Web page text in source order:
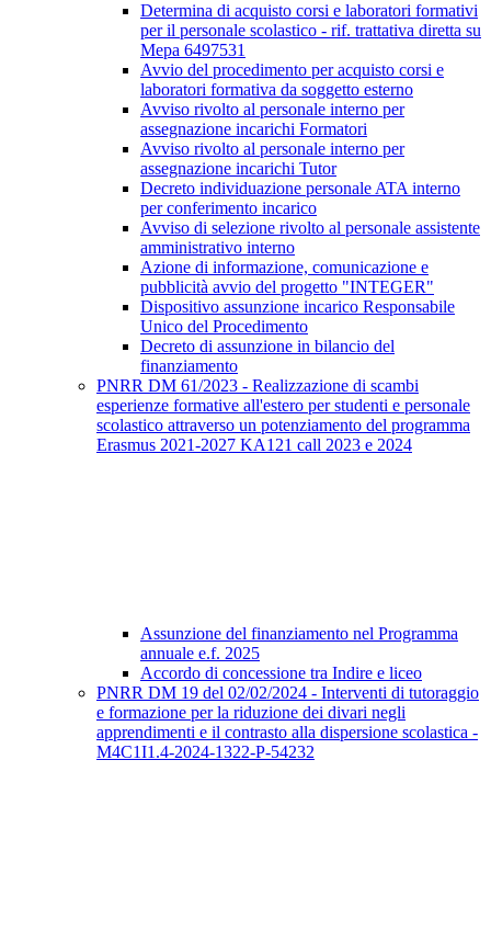
Determina di acquisto corsi e laboratori formativi
per il personale scolastico - rif. trattativa diretta su
Mepa 6497531
Avvio del procedimento per acquisto corsi e
laboratori formativa da soggetto esterno
Avviso rivolto al personale interno per
assegnazione incarichi Formatori
Avviso rivolto al personale interno per
assegnazione incarichi Tutor
Decreto individuazione personale ATA interno
per conferimento incarico
Avviso di selezione rivolto al personale assistente
amministrativo interno
Azione di informazione, comunicazione e
pubblicità avvio del progetto "INTEGER"
Dispositivo assunzione incarico Responsabile
Unico del Procedimento
Decreto di assunzione in bilancio del
finanziamento
PNRR DM 61/2023 - Realizzazione di scambi
esperienze formative all'estero per studenti e personale
scolastico attraverso un potenziamento del programma
Erasmus 2021-2027 KA121 call 2023 e 2024
Assunzione del finanziamento nel Programma
annuale e.f. 2025
Accordo di concessione tra Indire e liceo
PNRR DM 19 del 02/02/2024 - Interventi di tutoraggio
e formazione per la riduzione dei divari negli
apprendimenti e il contrasto alla dispersione scolastica -
M4C1I1.4-2024-1322-P-54232